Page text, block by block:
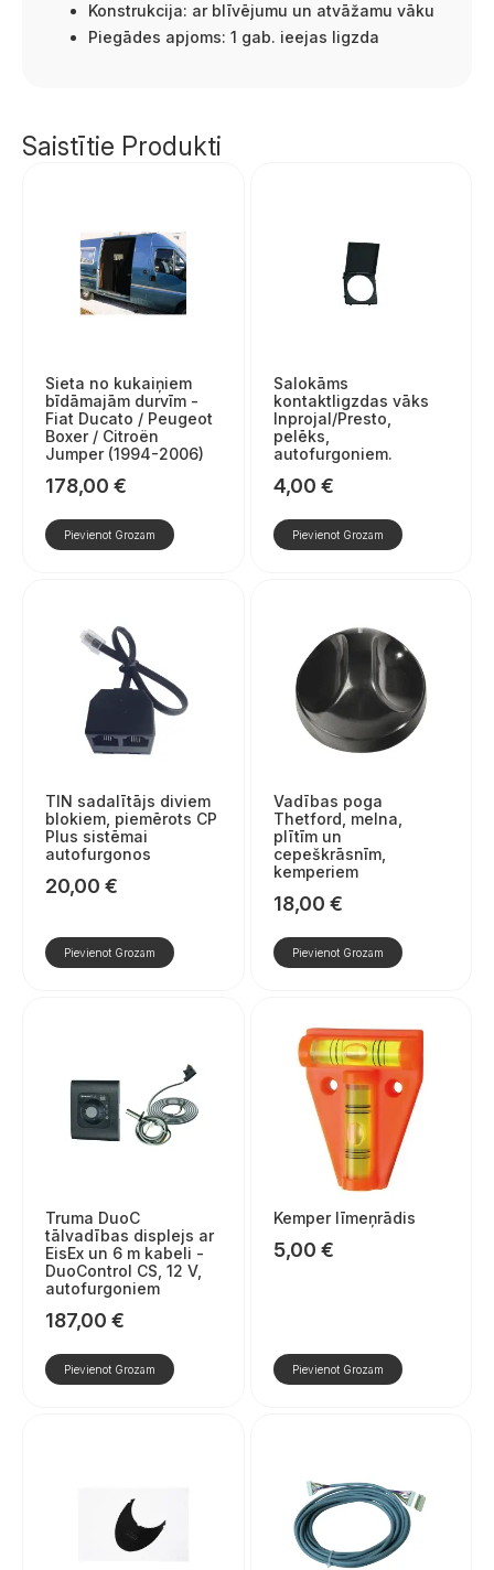
Konstrukcija: ar blīvējumu un atvāžamu vāku
Piegādes apjoms: 1 gab. ieejas ligzda
Saistītie Produkti
Sieta no kukaiņiem
bīdāmajām durvīm -
Fiat Ducato / Peugeot
Boxer / Citroën
Jumper (1994-2006)
178,00 €
Pievienot Grozam
Salokāms
kontaktligzdas vāks
Inprojal/Presto,
pelēks,
autofurgoniem.
4,00 €
Pievienot Grozam
TIN sadalītājs diviem
blokiem, piemērots CP
Plus sistēmai
autofurgonos
20,00 €
Pievienot Grozam
Vadības poga
Thetford, melna,
plītīm un
cepeškrāsnīm,
kemperiem
18,00 €
Pievienot Grozam
Truma DuoC
tālvadības displejs ar
EisEx un 6 m kabeli -
DuoControl CS, 12 V,
autofurgoniem
187,00 €
Pievienot Grozam
Kemper līmeņrādis
5,00 €
Pievienot Grozam